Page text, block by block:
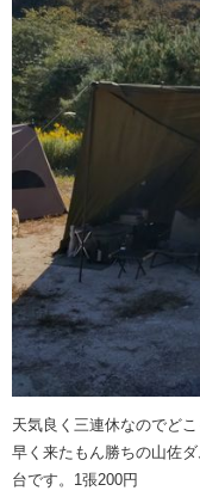
天気良く三連休なのでど
早く来たもん勝ちの山佐
台です。1張200円